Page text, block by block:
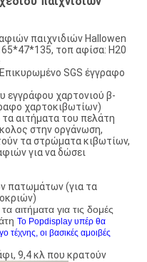
παιχνιδιών Hallowen
τοπ αφίσα: H20
Επικυρωμένο SGS έγγραφο
εγγράφου χαρτονιού β-
χαρτοκιβωτίων)
αιτήματα του πελάτη
στην οργάνωση,
τα στρώματα κιβωτίων,
για να δώσει
πατωμάτων (για τα
αιτήματα για τις δομές
Το Popdisplay υπέρ θα
τέχνης, οι βασικές αμοιβές
9,4 κλ που κρατούν